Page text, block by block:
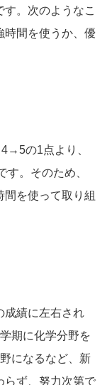
。次のようなこ
時間を使うか、優
の1点より、
。そのため、
を使って取り組
成績に左右され
期に化学分野を
になるなど、新
らず、努力次第で